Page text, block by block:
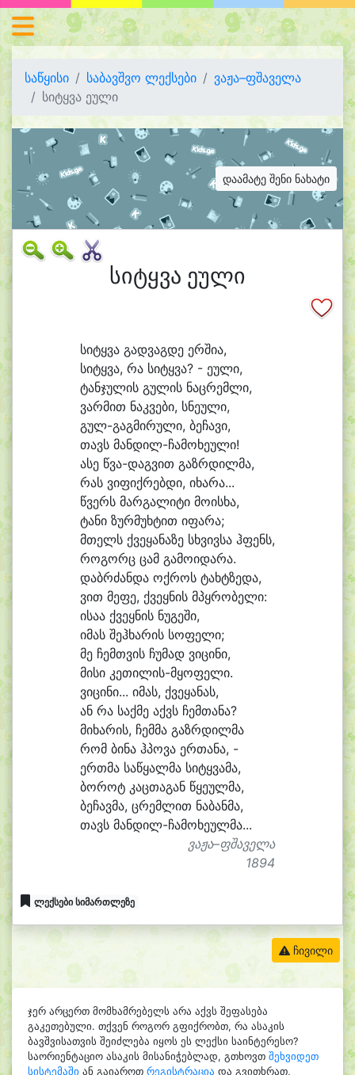
საწყისი საბავშვო ლექსები
ვაჟა–ფშაველა
სიტყვა ეული
დაამატე შენი ნახატი
სიტყვა ეული
სიტყვა გადვაგდე ერშია,
სიტყვა, რა სიტყვა? - ეული,
ტანჯულის გულის ნაცრემლი,
ვარმით ნაკვები, სნეული,
გულ-გაგმირული, ბეჩავი,
თავს მანდილ-ჩამოხეული!
ასე წვა-დაგვით გაზრდილმა,
რას ვიფიქრებდი, იხარა...
წვერს მარგალიტი მოისხა,
ტანი ზურმუხტით იფარა;
მთელს ქვეყანაზე სხვივსა ჰფენს,
როგორც ცამ გამოიდარა.
დაბრძანდა ოქროს ტახტზედა,
ვით მეფე, ქვეყნის მპყრობელი:
ისაა ქვეყნის ნუგეში,
იმას შეჰხარის სოფელი;
მე ჩემთვის ჩუმად ვიცინი,
მისი კეთილის-მყოფელი.
ვიცინი... იმას, ქვეყანას,
ან რა საქმე აქვს ჩემთანა?
მიხარის, ჩემმა გაზრდილმა
რომ ბინა ჰპოვა ერთანა, -
ერთმა საწყალმა სიტყვამა,
ბოროტ კაცთაგან წყეულმა,
ბეჩავმა, ცრემლით ნაბანმა,
თავს მანდილ-ჩამოხეულმა...
ვაჟა–ფშაველა
1894
ლექსები სიმართლეზე
ჩივილი
ჯერ არცერთ მომხამრებელს არა აქვს შეფასება
გაკეთებული. თქვენ როგორ გფიქრობთ, რა ასაკის
ბავშვისათვის შეიძლება იყოს ეს ლექსი საინტერესო?
საორიენტაციო ასაკის მისანიჭებლად, გთხოვთ შეხვიდეთ
სისტემაში ან გაიაროთ რეგისტრაცია და გვითხრათ,